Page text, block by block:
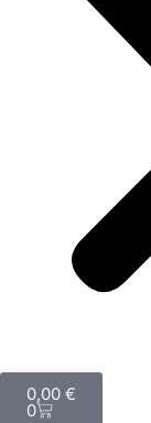
0,00 €
0